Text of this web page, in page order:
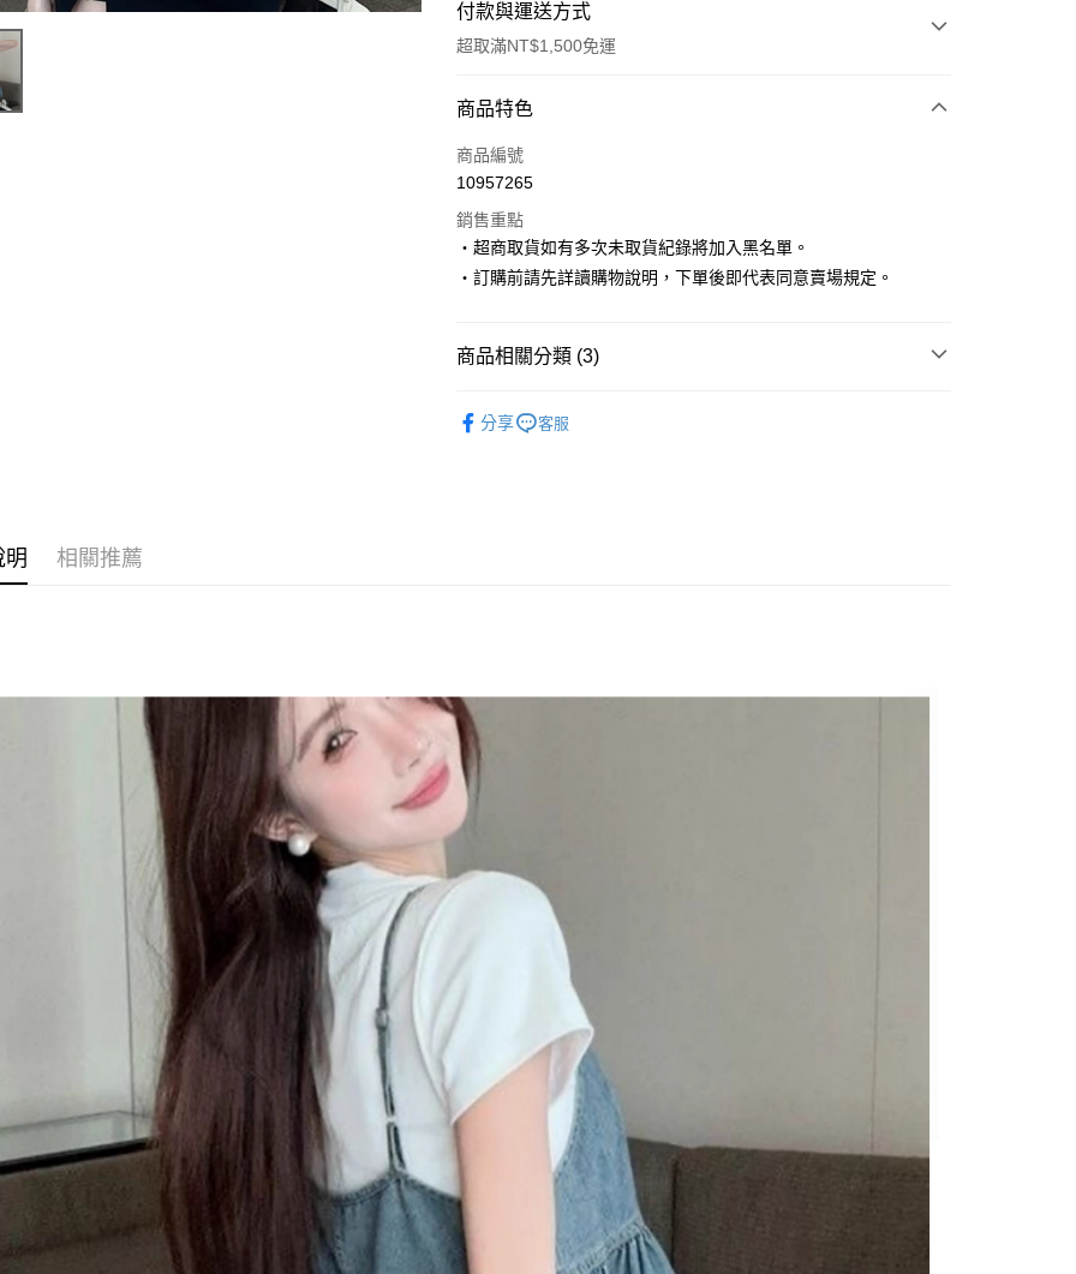
付款與運送方式
超取滿NT$1,500免運
付款方式
信用卡一次付款
LINE Pay
Apple Pay
Google Pay
付」結帳頁面，進行簡訊認證並確認金額後，即可完成結帳。
２．訂單成立數日內，您將收到繳費通知簡訊。
３．收到繳費通知簡訊後14天內，點擊此簡訊中的連結，可透過四大超商
／ATM／網路銀行／等多元方式進行付款，方視為交易完成。
※ 請注意：結帳手續完成當下不需立刻繳費，但若您需要取消訂單，請聯
絡購買商品的店家。未經商家同意取消之訂單仍視為有效，需透過AFTEE
是否繳費成功／繳費後需取消欲退款等相關疑問，請聯繫「AFTEE先享後
付客戶支援中心」
１．透過由恩沛科技股份有限公司提供之「AFTEE先享後付」服務完成之
交易，需依本服務之必要範圍內提供個人資料，並將交易相關給付款項請
求債權轉讓予恩沛科技股份有限公司。
２．關於個人資料處理事宜，請瀏覽以下網址：
https://aftee.tw/terms/#terms3
３．未成年的使用者請事先徵得法定代理人或監護人之同意方可使用
「AFTEE先享後付」，若未經同意申辦者引起之損失，本公司不負相關責
４．使用「AFTEE先享後付」時，將依據個別帳號之用戶狀況，依本公司
即時審查核予不同之上限額度；若仍有額度不足之情形，本公司將視審查
結果請求用戶進行身份認證。
５．嚴禁一人註冊多個帳號或使用他人資訊註冊。若發現惡意使用之情
形，恩沛科技股份有限公司將有權停止該用戶之使用額度並採取法律行
動。
付款後全家取貨
每筆NT$80，滿NT$1,500(含以上)免運費
萊爾富取貨付款
付款後萊爾富取貨
每筆NT$80，滿NT$1,500(含以上)免運費
離島取貨加價40
每筆NT$80，滿NT$1,500(含以上)免運費
付款後7-11取貨
每筆NT$80，滿NT$1,500(含以上)免運費
宅配
每筆NT$100，滿NT$1,500(含以上)免運費
海外宅配
商品特色
商品編號
10957265
銷售重點
‧超商取貨如有多次未取貨紀錄將加入黑名單。
‧訂購前請先詳讀購物說明，下單後即代表同意賣場規定。
商品相關分類 (3)
分享 客服
明 相關推薦